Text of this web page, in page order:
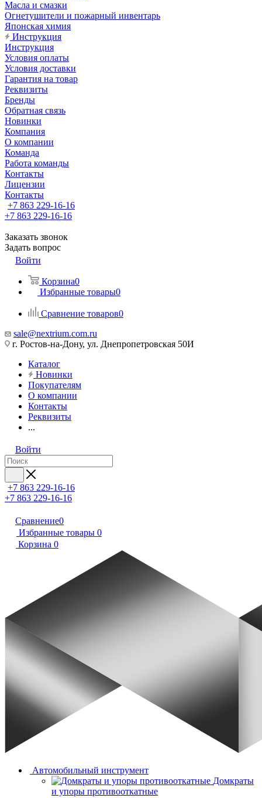
Масла и смазки
Огнетушители и пожарный инвентарь
Японская химия
Инструкция
Инструкция
Условия оплаты
Условия доставки
Гарантия на товар
Реквизиты
Бренды
Обратная связь
Новинки
Компания
О компании
Команда
Работа команды
Контакты
Лицензии
Контакты
+7 863 229-16-16
+7 863 229-16-16
Заказать звонок
Задать вопрос
Войти
Корзина0
Избранные товары0
Сравнение товаров0
sale@nextrium.com.ru
г. Ростов-на-Дону, ул. Днепропетровская 50И
Каталог
Новинки
Покупателям
О компании
Контакты
Реквизиты
...
Войти
+7 863 229-16-16
+7 863 229-16-16
Сравнение0
Избранные товары 0
Корзина 0
Автомобильный инструмент
Домкраты
и упоры противооткатные